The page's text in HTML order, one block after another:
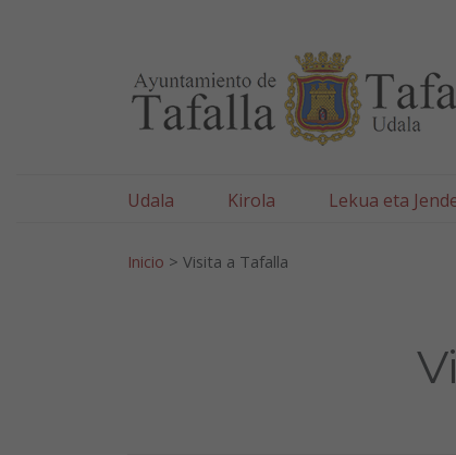
Udala Kirola Lekua eta
Inicio > Visita a Tafalla